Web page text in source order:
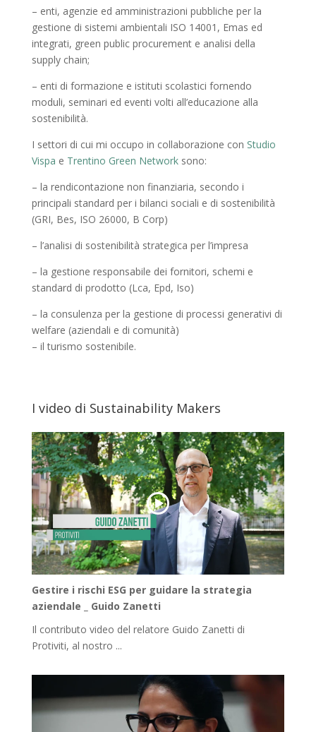
– enti, agenzie ed amministrazioni pubbliche per la
gestione di sistemi ambientali ISO 14001, Emas ed
integrati, green public procurement e analisi della
supply chain;
– enti di formazione e istituti scolastici fornendo
moduli, seminari ed eventi volti all’educazione alla
sostenibilità.
I settori di cui mi occupo in collaborazione con Studio
Vispa e Trentino Green Networksono:
– la rendicontazione non finanziaria, secondo i
principali standard per i bilanci sociali e di sostenibilità
(GRI, Bes, ISO 26000, B Corp)
– l’analisi di sostenibilità strategica per l’impresa
– la gestione responsabile dei fornitori, schemi e
standard di prodotto (Lca, Epd, Iso)
– la consulenza per la gestione di processi generativi di
welfare (aziendali e di comunità)
– il turismo sostenibile.
I video di Sustainability Makers
Gestire i rischi ESG per guidare la strategia
aziendale _ Guido Zanetti
Il contributo video del relatore Guido Zanetti di
Protiviti, al nostro ...